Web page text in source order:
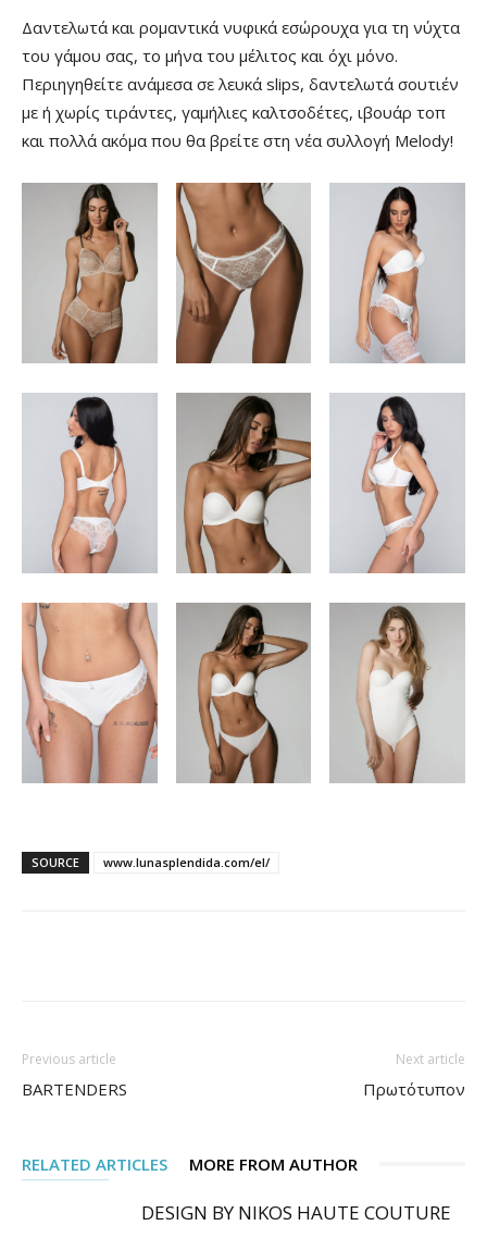
Δαντελωτά και ρομαντικά νυφικά εσώρουχα για τη νύχτα
του γάμου σας, το μήνα του μέλιτος και όχι μόνο.
Περιηγηθείτε ανάμεσα σε λευκά slips, δαντελωτά σουτιέν
με ή χωρίς τιράντες, γαμήλιες καλτσοδέτες, ιβουάρ τοπ
και πολλά ακόμα που θα βρείτε στη νέα συλλογή Melody!
SOURCE www.lunasplendida.com/el/
Previous article
BARTENDERS
Next article
Πρωτότυπον
RELATED ARTICLES MORE FROM AUTHOR
DESIGN BY NIKOS HAUTE COUTURE